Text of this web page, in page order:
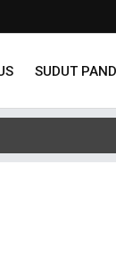
SUDUT
untuk